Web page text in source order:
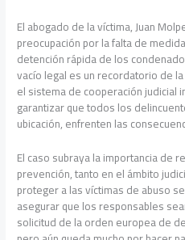
El abogado de la víctima, Juan
preocupación por la falta de
detención rápida de los
vacío legal es un recordatorio de
el sistema de cooperación judicial
garantizar que todos los
ubicación, enfrenten las
El caso subraya la importancia de
prevención, tanto en el ámbito
proteger a las víctimas de abuso
asegurar que los responsables
solicitud de la orden europea de